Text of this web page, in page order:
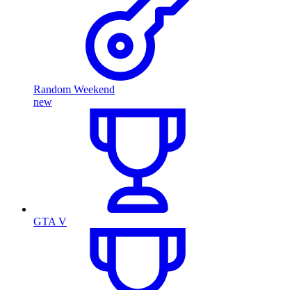
Random Weekend
new
GTA V